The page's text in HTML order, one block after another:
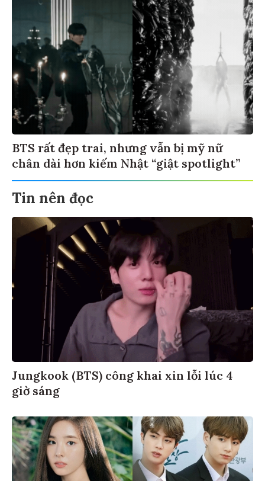
BTS rất đẹp trai, nhưng vẫn bị mỹ nữ
chân dài hơn kiếm Nhật “giật spotlight”
Tin nên đọc
Jungkook (BTS) công khai xin lỗi lúc 4
giờ sáng